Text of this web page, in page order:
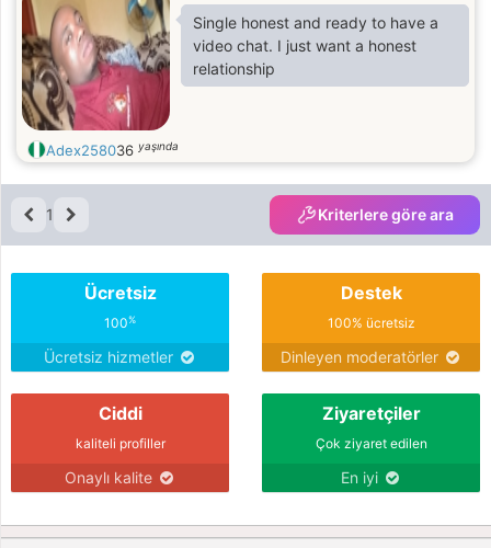
Single honest and ready to have a
video chat. I just want a honest
relationship
Adex258036 yaşında
1 Kriterlere göre ara
Ücretsiz
100%
Ücretsiz hizmetler
Destek
100% ücretsiz
Dinleyen moderatörler
Ciddi
kaliteli profiller
Onaylı kalite
Ziyaretçiler
Çok ziyaret edilen
En iyi